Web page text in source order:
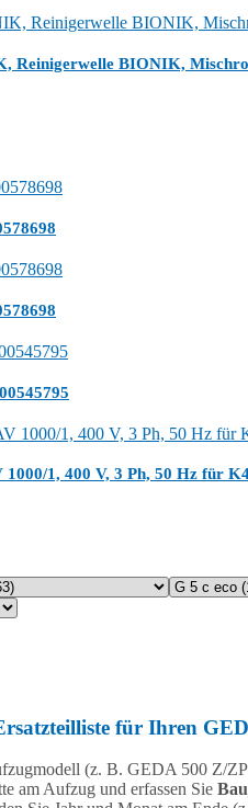
Reinigerwelle BIONIK,
1000/1, 400 V, 3 Ph, 50 Hz für
für Ihren
(z. B. GEDA 500 Z/
am Aufzug und erfassen Sie